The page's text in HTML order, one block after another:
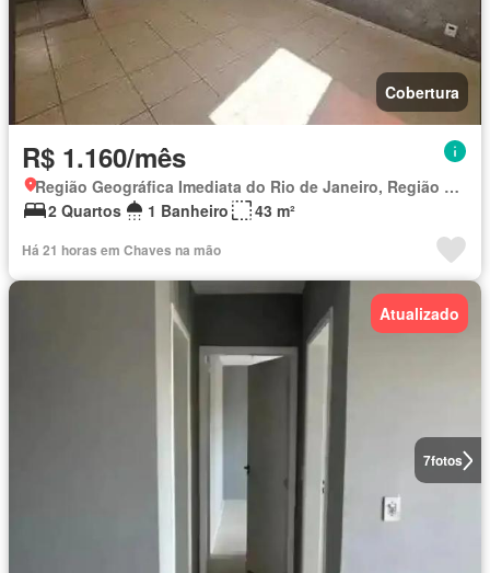
Cobertura
R$ 1.160/mês
Região Geográfica Imediata do Rio de Janeiro, Região Metropolitana do Rio de Janeiro
2 Quartos
1 Banheiro 43 m²
Há 21 horas em Chaves na mão
7fotos
Atualizado